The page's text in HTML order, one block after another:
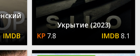
Укрытие (2023)
7.8
8.1